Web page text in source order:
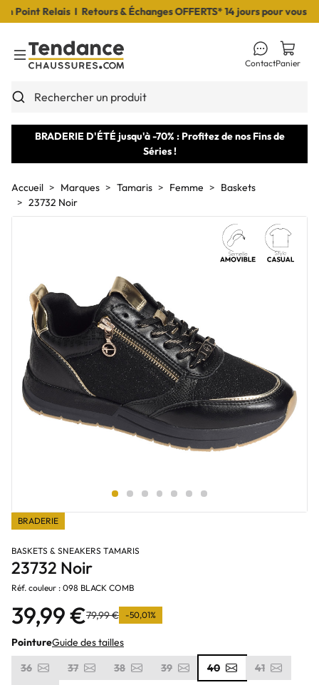
Relais I Retours & Échanges OFFERTS* 14 jours pour vous
Toggle Menu
Rechercher un produit
ContactPanier
BRADERIE D'ÉTÉ jusqu'à -70% : Profitez de nos Fins de
Séries !
Accueil Marques Tamaris Femme
Baskets
23732 Noir
BRADERIE
BASKETS & SNEAKERS TAMARIS
23732 Noir
Réf. couleur : 098 BLACK COMB
39,99 €79,99 € -50,01%
PointureGuide des tailles
36
37 38 39 40
41